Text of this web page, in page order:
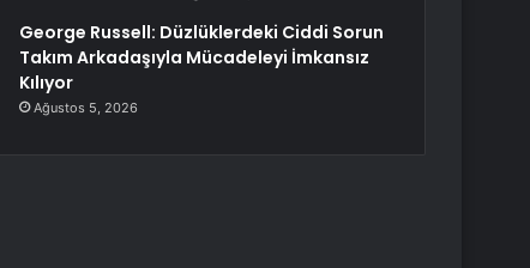
George Russell: Düzlüklerdeki Ciddi Sorun
Takım Arkadaşıyla Mücadeleyi İmkansız
Kılıyor
Ağustos 5, 2026